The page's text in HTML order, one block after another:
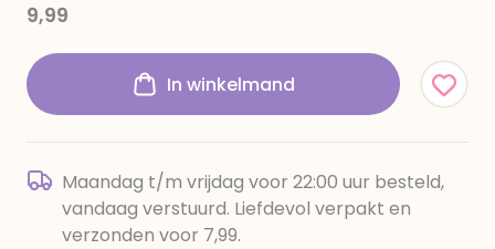
9,99
In winkelmand
Maandag t/m vrijdag voor 22:00 uur besteld,
vandaag verstuurd. Liefdevol verpakt en
verzonden voor 7,99.